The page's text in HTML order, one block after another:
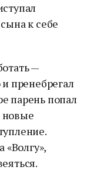
к себе
—
пренебрегал
парень попал
новые
«Волгу»,